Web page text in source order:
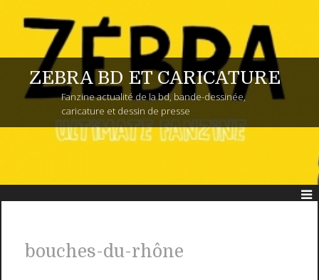
ZEBRA BD ET CARICATURE
Fanzine actualité de la bd, bande-dessinée,
caricature et dessin de presse
bouches-du-rhône